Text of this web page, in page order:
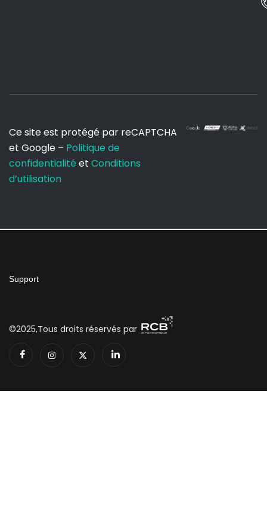
Ce site est protégé par reCAPTCHA
et Google – Politique de
confidentialité et Conditions
d’utilisation
Support
©2025,Tous droits réservés par